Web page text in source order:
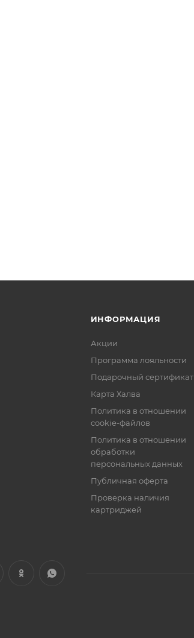
ИНФОРМАЦИЯ
Акции
Программа лояльности
Подарочный сертификат
Карта Халва
Политика в отношении
cookie-файлов
Политика в отношении
обработки
персональных данных
Публичная оферта
Проверка наличия
картриджей